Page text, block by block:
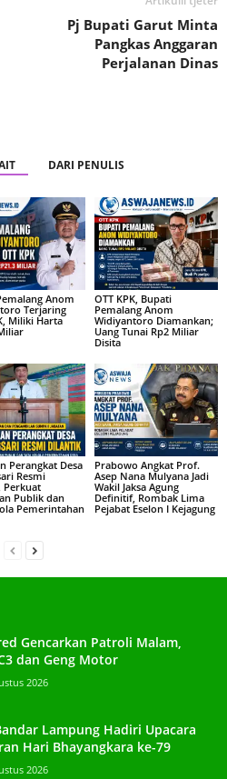
Pj Bupati Garut Minta
Pangkas Anggaran
Perjalanan Dinas
DARI PENULIS
Anom
Terjaring
Miliki Harta
OTT KPK, Bupati
Pemalang Anom
Widiyantoro Diamankan;
Uang Tunai Rp2 Miliar
Disita
Perangkat Desa
Resmi
Perkuat
Publik dan
Pemerintahan
Prabowo Angkat Prof.
Asep Nana Mulyana Jadi
Wakil Jaksa Agung
Definitif, Rombak Lima
Pejabat Eselon I Kejagung
Gencarkan Patroli Malam,
dan Geng Motor
2026
Lampung Hadiri Upacara
Hari Bhayangkara ke-79
2026